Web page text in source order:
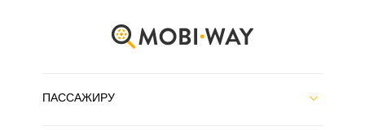
ПАССАЖИРУ